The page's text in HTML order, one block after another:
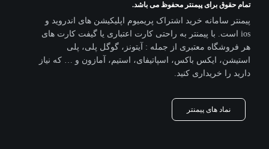
تمام حقوق برای پیمنتر محفوظ می باشد.
پیمنتر سامانه خرید اشتراک پریمیوم اپلیکیشن های اندروید و
ios است. با پیمنتر به راحتی کارت اعتباری یا گیفت کارت های
هر فروشگاه معتبری از جمله : آیتونز، گوگل پلی، پلی
استیشن، ایکس باکس، اسپاتیفای، استیم، آمازون و … که نیاز
دارید را خریداری کنید.
نماد های پیمنتر